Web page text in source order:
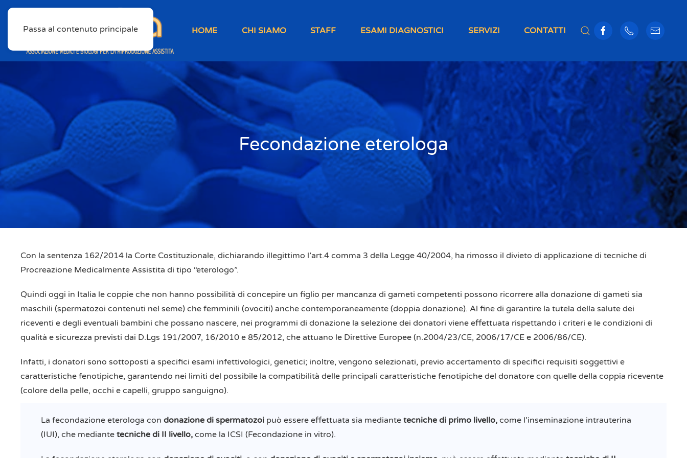
Passa al contenuto principale HOME CHI SIAMO STAFF ESAMI DIAGNOSTICI SERVIZI CONTATTI
Fecondazione eterologa
Con la sentenza 162/2014 la Corte Costituzionale, dichiarando illegittimo l’art.4 comma 3 della Legge 40/2004, ha rimosso il divieto di applicazione di tecniche di
Procreazione Medicalmente Assistita di tipo “eterologo”.
Quindi oggi in Italia le coppie che non hanno possibilità di concepire un figlio per mancanza di gameti competenti possono ricorrere alla donazione di gameti sia
maschili (spermatozoi contenuti nel seme) che femminili (ovociti) anche contemporaneamente (doppia donazione). Al fine di garantire la tutela della salute dei
riceventi e degli eventuali bambini che possano nascere, nei programmi di donazione la selezione dei donatori viene effettuata rispettando i criteri e le condizioni di
qualità e sicurezza previsti dai D.Lgs 191/2007, 16/2010 e 85/2012, che attuano le Direttive Europee (n.2004/23/CE, 2006/17/CE e 2006/86/CE).
Infatti, i donatori sono sottoposti a specifici esami infettivologici, genetici; inoltre, vengono selezionati, previo accertamento di specifici requisiti soggettivi e
caratteristiche fenotipiche, garantendo nei limiti del possibile la compatibilità delle principali caratteristiche fenotipiche del donatore con quelle della coppia ricevente
(colore della pelle, occhi e capelli, gruppo sanguigno).
La fecondazione eterologa con donazione di spermatozoi può essere effettuata sia mediante tecniche di primo livello, come l’inseminazione intrauterina
(IUI), che mediante tecniche di II livello, come la ICSI (Fecondazione in vitro).